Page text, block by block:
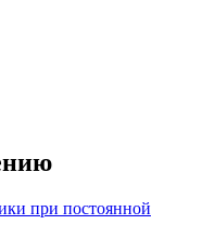
при постоянной